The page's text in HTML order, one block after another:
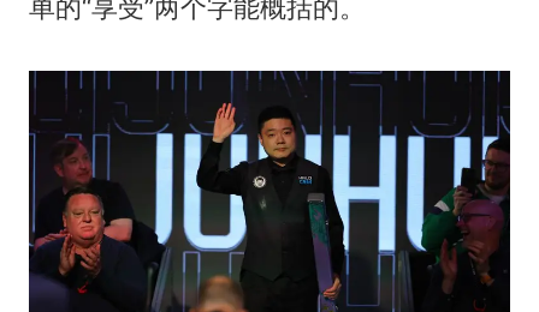
单的“享受”两个字能概括的。